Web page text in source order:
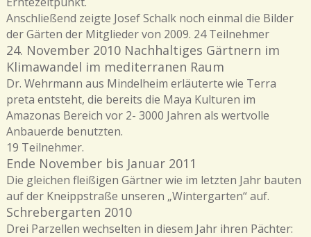
Anschließend zeigte Josef Schalk noch einmal die Bilder
der Gärten der Mitglieder von 2009. 24 Teilnehmer
24. November 2010 Nachhaltiges Gärtnern im
Klimawandel im mediterranen Raum
Dr. Wehrmann aus Mindelheim erläuterte wie Terra
preta entsteht, die bereits die Maya Kulturen im
Amazonas Bereich vor 2- 3000 Jahren als wertvolle
Anbauerde benutzten.
19 Teilnehmer.
Ende November bis Januar 2011
Die gleichen fleißigen Gärtner wie im letzten Jahr bauten
auf der Kneippstraße unseren „Wintergarten“ auf.
Schrebergarten 2010
Drei Parzellen wechselten in diesem Jahr ihren Pächter: